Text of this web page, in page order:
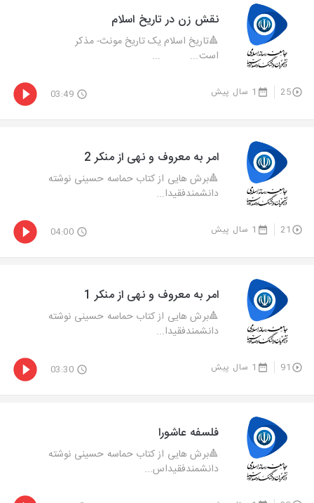
نقش زن در تاریخ اسلام
🔺تاریخ اسلام یک تاریخ مونث- مذکر
است... ...
25 1 سال پیش 03:49
امر به معروف و نهی از منکر 2
🔺‌برش هایی از کتاب حماسه حسینی نوشته
دانشمندفقیدا...
21 1 سال پیش 04:00
امر به معروف و نهی از منکر 1
🔺‌برش هایی از کتاب حماسه حسینی نوشته
دانشمندفقیدا...
91 1 سال پیش 03:30
فلسفه عاشورا
🔺برش هایی از کتاب حماسه حسینی نوشته
دانشمندفقیداس...